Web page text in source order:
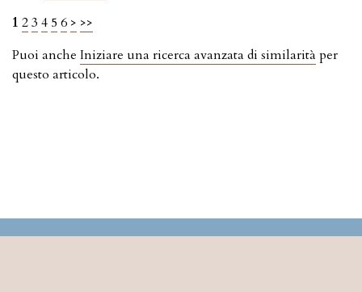
1 23 4 5 6 > >>
Puoi anche Iniziare una ricerca avanzata di similarità per
questo articolo.